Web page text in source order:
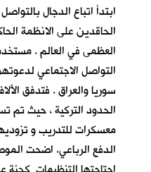
ابتدأ اتباع الدجال
الحاقدين على الانظمة
العظمى في العالم .
التواصل الاجتماعي
سوريا والعراق . فتدفق
الحدود التركية ، حيث تم
معسكرات للتدريب و
الدفع الرباعي. اضحت